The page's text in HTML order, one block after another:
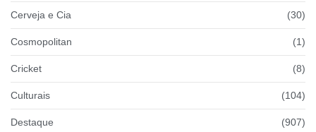
Cerveja e Cia (30)
Cosmopolitan (1)
Cricket (8)
Culturais (104)
Destaque (907)